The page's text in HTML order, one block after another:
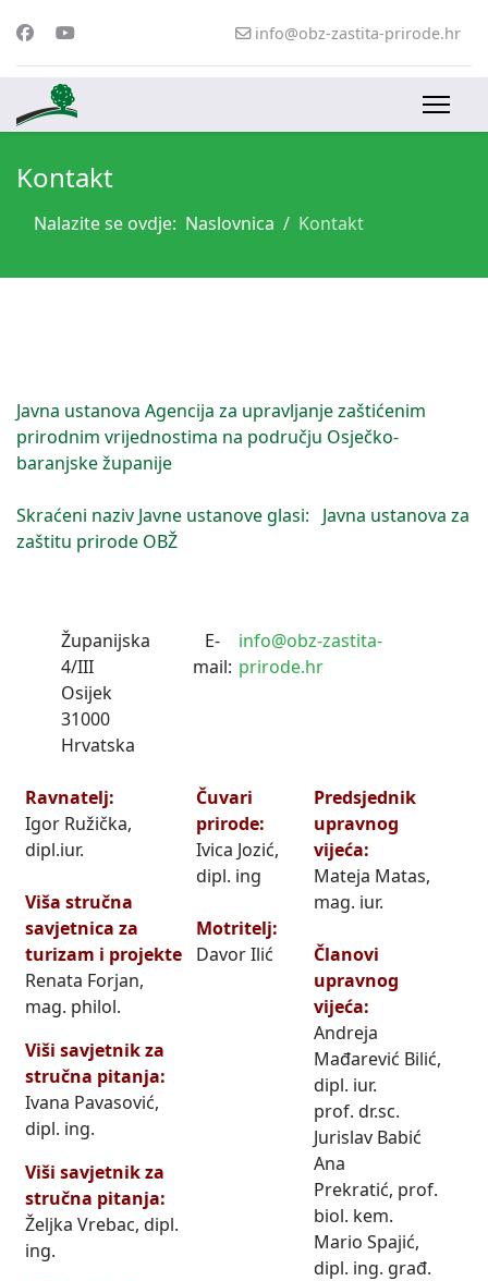
info@obz-zastita-prirode.hr
Kontakt
Nalazite se ovdje: Naslovnica Kontakt
Javna ustanova Agencija za upravljanje zaštićenim
prirodnim vrijednostima na području Osječko-
baranjske županije
Skraćeni naziv Javne ustanove glasi: Javna ustanova za
zaštitu prirode OBŽ
Županijska
4/III
E-
mail:
info@obz-zastita-
prirode.hr
Osijek
31000
Hrvatska
Ravnatelj:
Igor Ružička,
dipl.iur.
Viša stručna
savjetnica za
turizam i projekte
Renata Forjan,
mag. philol.
Viši savjetnik za
stručna pitanja:
Ivana Pavasović,
dipl. ing.
Viši savjetnik za
stručna pitanja:
Željka Vrebac, dipl.
ing.
Čuvari
prirode:
Ivica Jozić,
dipl. ing
Motritelj:
Davor Ilić
Predsjednik
upravnog
vijeća:
Mateja Matas,
mag. iur.
Članovi
upravnog
vijeća:
Andreja
Mađarević Bilić,
dipl. iur.
prof. dr.sc.
Jurislav Babić
Ana
Prekratić, prof.
biol. kem.
Mario Spajić,
dipl. ing. građ.